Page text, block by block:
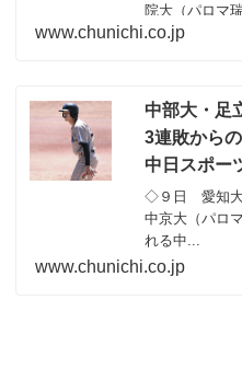
院大（パロマ
で完投...
www.chunichi.co.jp
中部大・足
3連敗から
中日スポー
◇９日 愛知大
中京大（パロ
れる中...
www.chunichi.co.jp